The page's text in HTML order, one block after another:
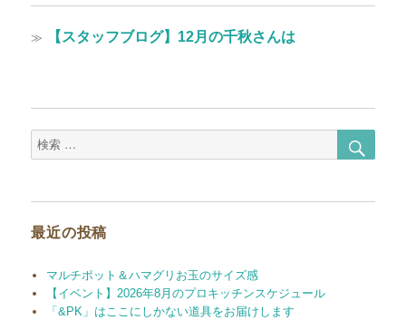
シ
ョ
ン
投
稿:
≫
次【スタッフブログ】12月の千秋さんは
検
索
最近の投稿
マルチポット＆ハマグリお玉のサイズ感
【イベント】2026年8月のプロキッチンスケジュール
「&PK」はここにしかない道具をお届けします